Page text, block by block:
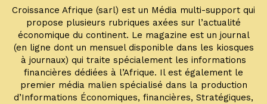
Croissance Afrique (sarl) est un Média multi-support qui
propose plusieurs rubriques axées sur l’actualité
économique du continent. Le magazine est un journal
(en ligne dont un mensuel disponible dans les kiosques
à journaux) qui traite spécialement les informations
financières dédiées à l’Afrique. Il est également le
premier média malien spécialisé dans la production
d’Informations Économiques, financières, Stratégiques,